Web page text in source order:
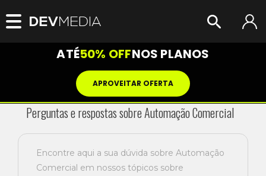
ATÉ50% OFFNOS PLANOS
APROVEITAR OFERTA
Perguntas e respostas sobre Automação Comercial
Encontre aqui a sua dúvida sobre Automação
Comercial em nossos tópicos sobre